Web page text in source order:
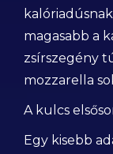
magasabb a
zsírszegény
mozzarella
A kulcs
Egy kisebb